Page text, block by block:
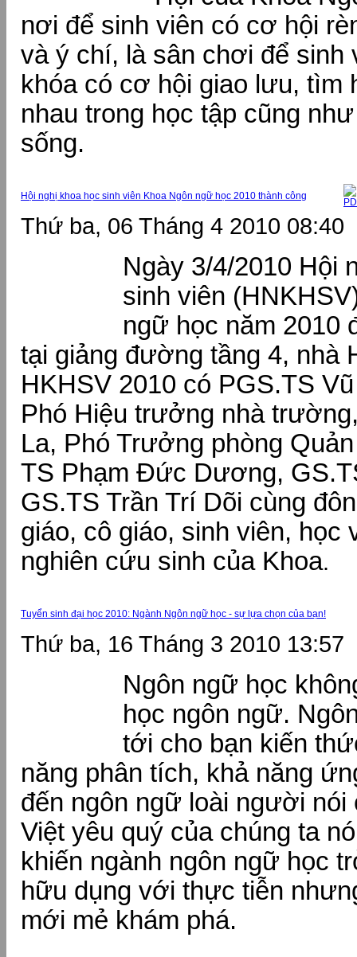
nơi để sinh viên có cơ hội
và ý chí, là sân chơi để sinh
khóa có cơ hội giao lưu, tìm
nhau trong học tập cũng
sống.
Hội nghị khoa học sinh viên Khoa Ngôn ngữ học 2010 thành công
Thứ ba, 06 Tháng 4 2010 08:40
Ngày 3/4/2010 Hội
sinh viên
ngữ học năm 2010
tại giảng đường tầng 4, nhà
HKHSV 2010 có PGS.TS
Phó Hiệu trưởng nhà
La, Phó Trưởng phòng
TS Phạm Đức Dương,
GS.TS Trần Trí Dõi cùng
giáo, cô giáo, sinh viên, học
nghiên cứu sinh của Khoa.
Tuyển sinh đại học 2010: Ngành Ngôn ngữ học - sự lựa chọn của bạn!
Thứ ba, 16 Tháng 3 2010 13:57
Ngôn ngữ học
học ngôn ngữ.
tới cho bạn kiến
năng phân tích, khả năng
đến ngôn ngữ loài người nói
Việt yêu quý của chúng ta
khiến ngành ngôn ngữ học
hữu dụng với thực tiễn
mới mẻ khám phá.